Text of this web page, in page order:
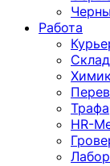
Работа
Склад
Химик
HR-